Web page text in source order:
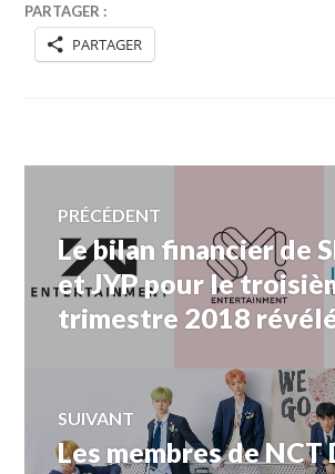
PARTAGER :
PARTAGER
Navigation
de
l’article
PRÉCÉDENT
Article
précédent :
Le bilan financier de
et JYP pour le
trimestre 2018
SUIVANT
Article
Les membres de NCT